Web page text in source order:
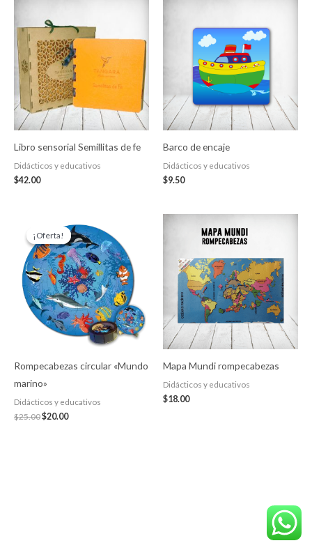
Libro sensorial Semillitas de fe
Didácticos y educativos
$42.00
Barco de encaje
Didácticos y educativos
$9.50
¡Oferta!
¡Oferta!
Rompecabezas circular «Mundo
marino»
Didácticos y educativos
$25.00
precio
original
era:
$25.00.
$20.00
precio
actual
es:
$20.00.
Mapa Mundi rompecabezas
Didácticos y educativos
$18.00